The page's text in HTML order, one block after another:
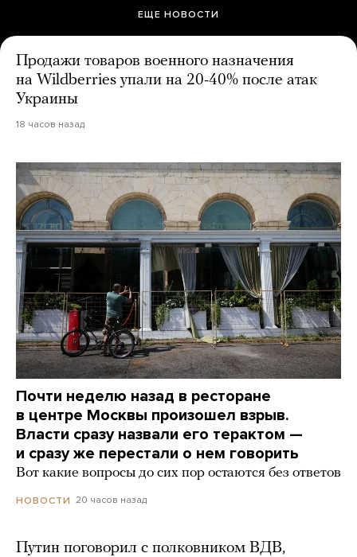
ЕЩЕ НОВОСТИ
Продажи товаров военного назначения
на Wildberries упали на 20-40% после атак
Украины
18 часов назад
Почти неделю назад в ресторане
в центре Москвы произошел взрыв.
Власти сразу назвали его терактом —
и сразу же перестали о нем говорить
Вот какие вопросы до сих пор остаются без ответов
НОВОСТИ 20 часов назад
Путин поговорил с полковником ВДВ,